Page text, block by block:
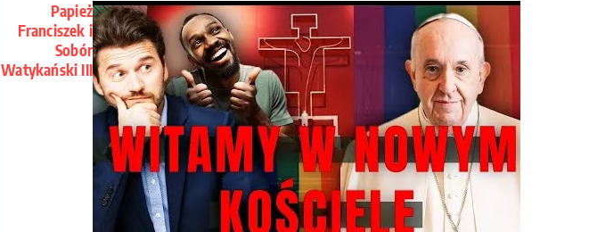
Papież
Franciszek i
Sobór
Watykański III